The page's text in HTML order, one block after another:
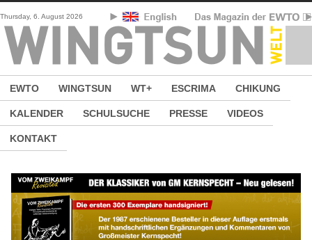
Thursday, 6. August 2026
EWTO WINGTSUN WT+ ESCRIMA CHIKUNG
KALENDER SCHULSUCHE PRESSE VIDEOS
KONTAKT